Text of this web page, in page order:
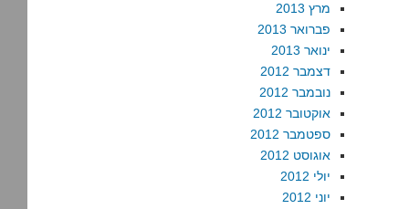
מרץ 2013
פברואר 2013
ינואר 2013
דצמבר 2012
נובמבר 2012
אוקטובר 2012
ספטמבר 2012
אוגוסט 2012
יולי 2012
יוני 2012